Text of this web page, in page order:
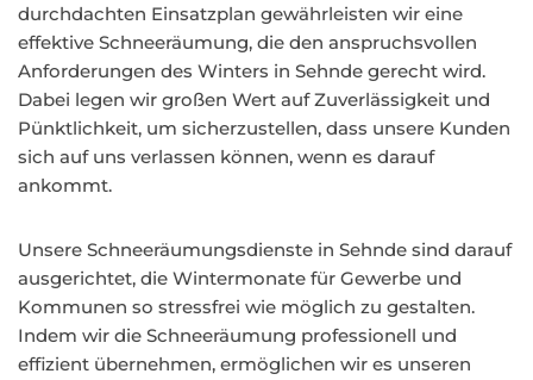
durchdachten Einsatzplan gewährleisten wir eine
effektive Schneeräumung, die den anspruchsvollen
Anforderungen des Winters in Sehnde gerecht wird.
Dabei legen wir großen Wert auf Zuverlässigkeit und
Pünktlichkeit, um sicherzustellen, dass unsere Kunden
sich auf uns verlassen können, wenn es darauf
ankommt.
Unsere Schneeräumungsdienste in Sehnde sind darauf
ausgerichtet, die Wintermonate für Gewerbe und
Kommunen so stressfrei wie möglich zu gestalten.
Indem wir die Schneeräumung professionell und
effizient übernehmen, ermöglichen wir es unseren